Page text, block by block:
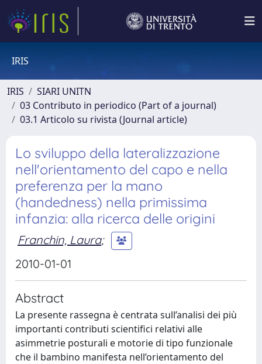
IRIS
IRIS
SIARI UNITN
03 Contributo in periodico (Part of a journal)
03.1 Articolo su rivista (Journal article)
Lo sviluppo della lateralizzazione
nell'orientamento del capo e nella
preferenza per la mano
(handedness) nella primissima
infanzia: alla ricerca delle origini
Franchin, Laura;
2010-01-01
Abstract
La presente rassegna è centrata sull’analisi dei più
importanti contributi scientifici relativi alle
asimmetrie posturali e motorie di tipo funzionale
che il bambino manifesta nell’orientamento del